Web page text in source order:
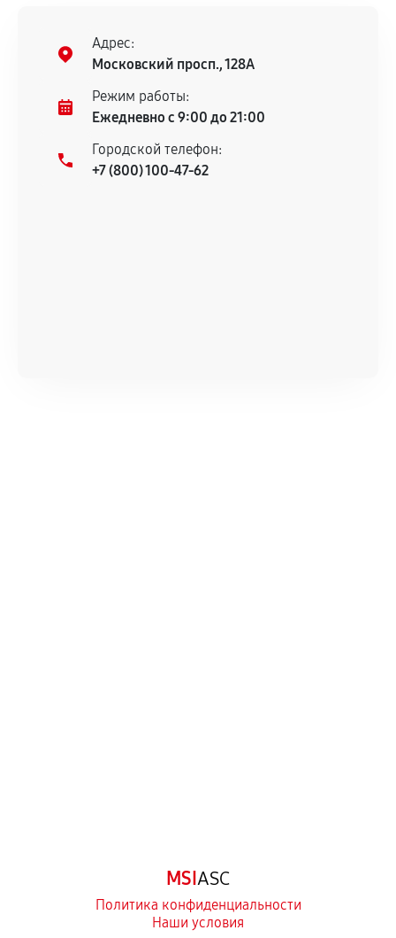
техническим параметрам и не имеют внешних
дефектов.
Установка была выполнена нашим сервисным
центром.
При этом гарантия на сами комплектующие
остается на стороне производителя или
продавца. За качество сторонних деталей
Адрес:
Московский просп., 128А
Режим работы:
Ежедневно с 9:00 до 21:00
Городской телефон:
+7 (800) 100-47-62
MSIASC
Политика конфиденциальности
Наши условия